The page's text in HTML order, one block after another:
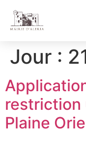
Jour :
restriction
Plaine